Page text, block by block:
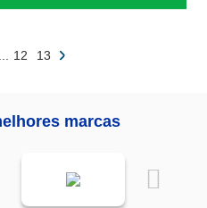
12 13
marcas